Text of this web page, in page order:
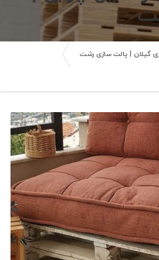
گیلان | پالت سازی رشت